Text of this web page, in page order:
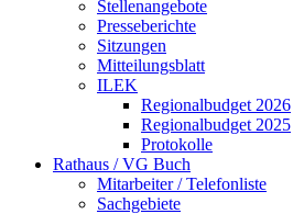
Stellenangebote
Presseberichte
Sitzungen
Mitteilungsblatt
ILEK
Regionalbudget 2026
Regionalbudget 2025
Protokolle
Rathaus / VG Buch
Mitarbeiter / Telefonliste
Sachgebiete